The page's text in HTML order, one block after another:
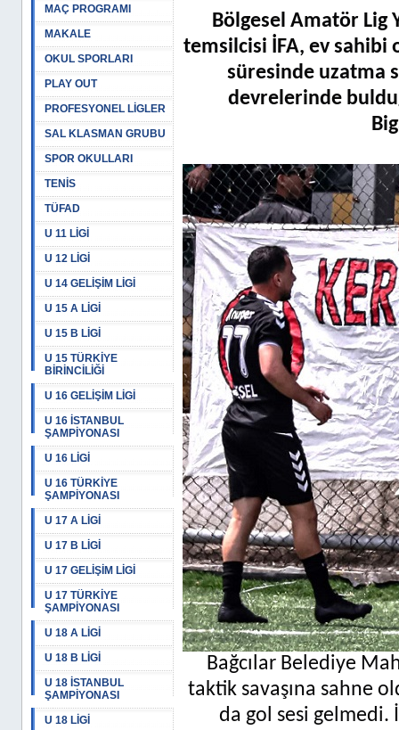
MAÇ PROGRAMI
MAKALE
OKUL SPORLARI
PLAY OUT
PROFESYONEL LİGLER
SAL KLASMAN GRUBU
SPOR OKULLARI
TENİS
TÜFAD
U 11 LİGİ
U 12 LİGİ
U 14 GELİŞİM LİGİ
U 15 A LİGİ
U 15 B LİGİ
U 15 TÜRKİYE
BİRİNCİLİĞİ
U 16 GELİŞİM LİGİ
U 16 İSTANBUL
ŞAMPİYONASI
U 16 LİGİ
U 16 TÜRKİYE
ŞAMPİYONASI
U 17 A LİGİ
U 17 B LİGİ
U 17 GELİŞİM LİGİ
U 17 TÜRKİYE
ŞAMPİYONASI
U 18 A LİGİ
U 18 B LİGİ
U 18 İSTANBUL
ŞAMPİYONASI
U 18 LİGİ
Bölgesel Amatör Lig
temsilcisi İFA, ev sahibi
süresinde uzatma
devrelerinde
Bağcılar Belediye
taktik savaşına sahne
da gol sesi gelmedi.